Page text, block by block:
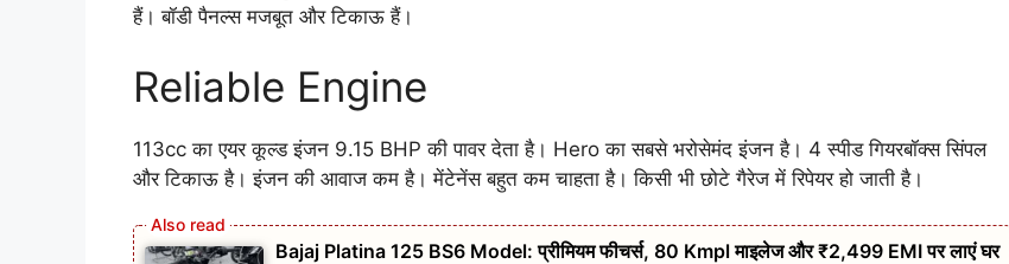
हैं। बॉडी पैनल्स मजबूत और टिकाऊ हैं।
Reliable Engine
113cc का एयर कूल्ड इंजन 9.15 BHP की पावर देता है। Hero का सबसे भरोसेमंद इंजन है। 4 स्पीड गियरबॉक्स सिंपल
और टिकाऊ है। इंजन की आवाज कम है। मेंटेनेंस बहुत कम चाहता है। किसी भी छोटे गैरेज में रिपेयर हो जाती है।
Bajaj Platina 125 BS6 Model: प्रीमियम फीचर्स, 80 Kmpl माइलेज और ₹2,499 EMI पर लाएं घर